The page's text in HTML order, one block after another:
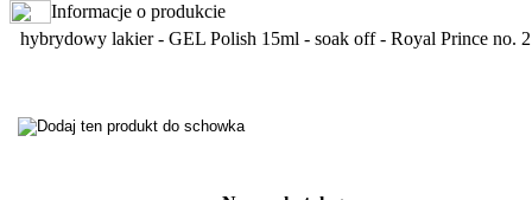
Informacje o produkcie
hybrydowy lakier - GEL Polish 15ml - soak off - Royal Prince no.